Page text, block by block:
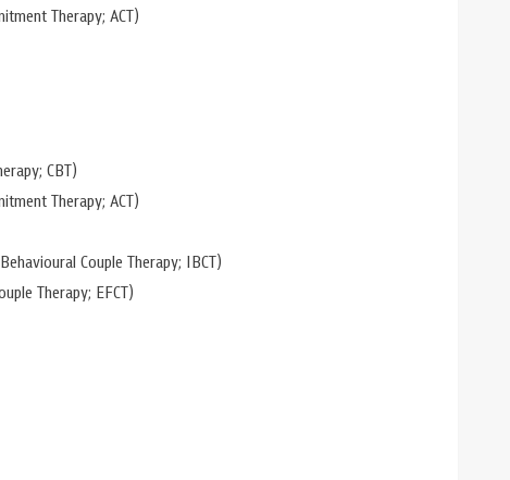
Therapy; ACT)
CBT)
Therapy; ACT)
Couple Therapy; IBCT)
Therapy; EFCT)